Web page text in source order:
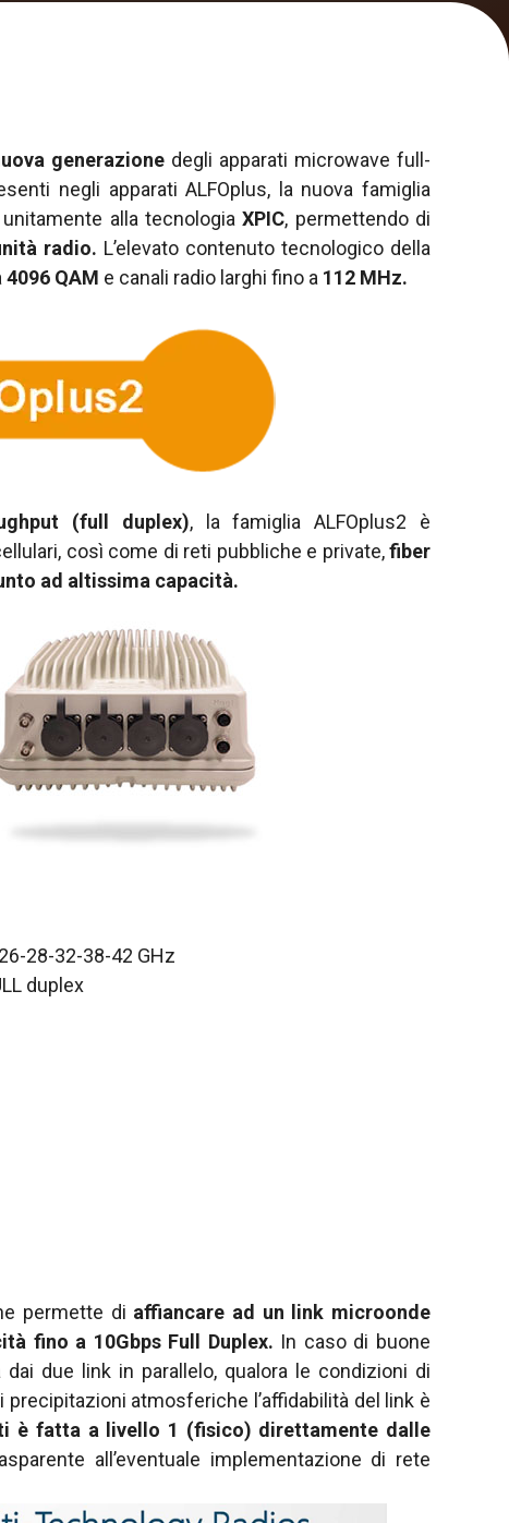
generazionedegli apparati microwave full-
negli apparati ALFOplus, la nuova famiglia
unitamente alla tecnologiaXPIC, permettendo di
radio. L’elevato contenuto tecnologico della
4096 QAM e canali radio larghi fino a 112 MHz.
(full duplex), la famiglia ALFOplus2 è
così come di reti pubbliche e private,fiber
ad altissima capacità.
28-32-38-42 GHz
duplex
permette di affiancare ad un link microonde
fino a 10Gbps Full Duplex. In caso di buone
due link in parallelo, qualora le condizioni di
atmosferiche l’affidabilità del link è
è fatta a livello 1 (fisico) direttamente dalle
all’eventuale implementazione di rete